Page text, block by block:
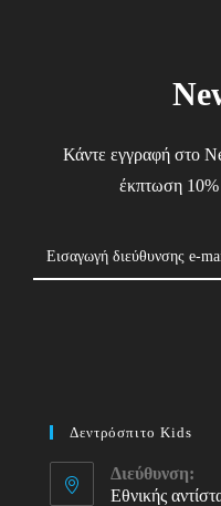
Κάντε εγγραφή στο
έκπτωση 10%
Δεντρόσπιτο Kids
Διεύθυνση:
Εθνικής